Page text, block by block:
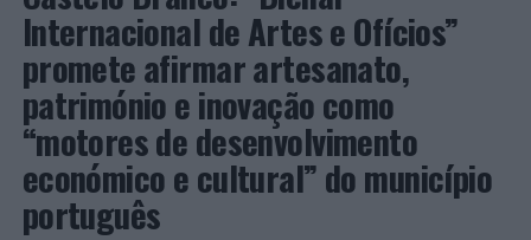
PRÓXIMO
Distrito de Lisboa: PSP faz 30 detidos em 24 horas
NÃO PERCA
Anadia: “Culturas no Mundo” no Museu do Vinho
Bairrada
Internacional de Artes e Ofícios”
promete afirmar artesanato,
património e inovação como
“motores de desenvolvimento
económico e cultural” do município
português